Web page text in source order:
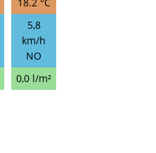
18.2 °C
5,8
km/h
NO
0,0 l/m²